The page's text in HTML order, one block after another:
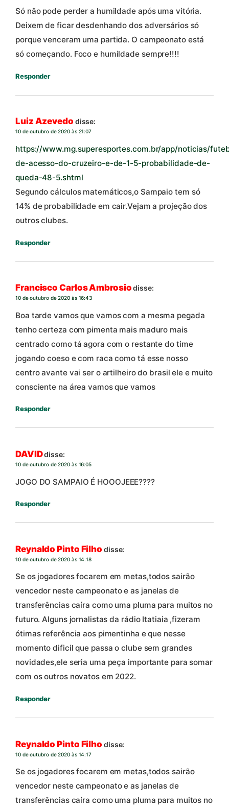
Só não pode perder a humildade após uma vitória.
Deixem de ficar desdenhando dos adversários só
porque venceram uma partida. O campeonato está
só começando. Foco e humildade sempre!!!!
Responder
Luiz Azevedo disse:
10 de outubro de 2020 às 21:07
https://www.mg.superesportes.com.br/app/noticias/
de-acesso-do-cruzeiro-e-de-1-5-probabilidade-de-
queda-48-5.shtml
Segundo cálculos matemáticos,o Sampaio tem só
14% de probabilidade em cair.Vejam a projeção dos
outros clubes.
Responder
Francisco Carlos Ambrosio disse:
10 de outubro de 2020 às 16:43
Boa tarde vamos que vamos com a mesma pegada
tenho certeza com pimenta mais maduro mais
centrado como tá agora com o restante do time
jogando coeso e com raca como tá esse nosso
centro avante vai ser o artilheiro do brasil ele e muito
consciente na área vamos que vamos
Responder
DAVIDdisse:
10 de outubro de 2020 às 16:05
JOGO DO SAMPAIO É HOOOJEEE????
Responder
Reynaldo Pinto Filho disse:
10 de outubro de 2020 às 14:18
Se os jogadores focarem em metas,todos sairão
vencedor neste campeonato e as janelas de
transferências caíra como uma pluma para muitos no
futuro. Alguns jornalistas da rádio Itatiaia ,fizeram
ótimas referência aos pimentinha e que nesse
momento dificil que passa o clube sem grandes
novidades,ele seria uma peça importante para somar
com os outros novatos em 2022.
Responder
Reynaldo Pinto Filho disse:
10 de outubro de 2020 às 14:17
Se os jogadores focarem em metas,todos sairão
vencedor neste campeonato e as janelas de
transferências caíra como uma pluma para muitos no